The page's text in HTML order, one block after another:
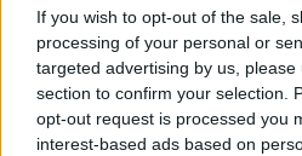
If you wish to opt-out of the sale,
processing of your personal or
targeted advertising by us,
section to confirm your selection.
opt-out request is processed you
interest-based ads based on